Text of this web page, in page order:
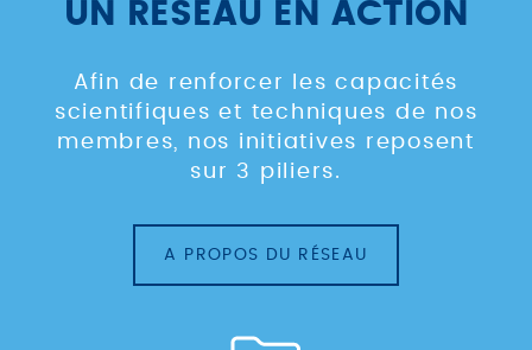
UN RÉSEAU EN ACTION
Afin de renforcer les capacités
scientifiques et techniques de nos
membres, nos initiatives reposent
sur 3 piliers.
A PROPOS DU RÉSEAU